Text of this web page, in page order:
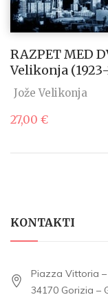
RAZPET MED
Velikonja
Jože Velikonja
27,00 €
KONTAKTI
Piazza Vittoria –
34170 Gorizia –